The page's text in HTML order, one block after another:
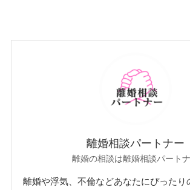
離婚相談パートナー
離婚の相談は離婚相談パート
離婚や浮気、不倫などあなたにぴったり